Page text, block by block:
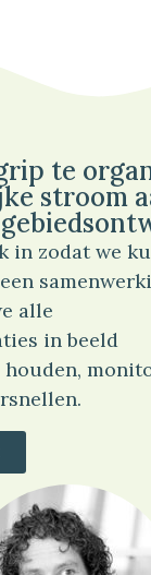
te
stroom
in zodat we
alle
in beeld